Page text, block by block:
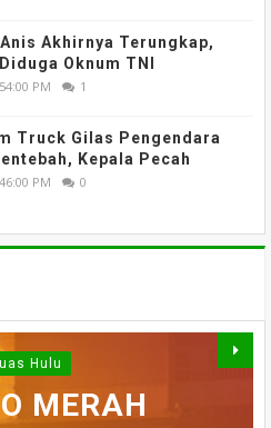
Akhirnya Terungkap,
Oknum TNI
PM 1
Truck Gilas Pengendara
Kepala Pecah
PM 0
SEI AJUNG
Hulu
MERAH